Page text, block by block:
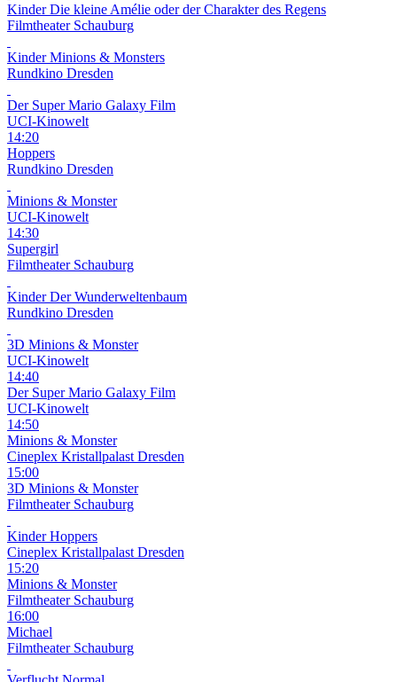
Kinder Die kleine Amélie oder der Charakter des Regens
Filmtheater Schauburg
Kinder Minions & Monsters
Rundkino Dresden
Der Super Mario Galaxy Film
UCI-Kinowelt
14:20
Hoppers
Rundkino Dresden
Minions & Monster
UCI-Kinowelt
14:30
Supergirl
Filmtheater Schauburg
Kinder Der Wunderweltenbaum
Rundkino Dresden
3D Minions & Monster
UCI-Kinowelt
14:40
Der Super Mario Galaxy Film
UCI-Kinowelt
14:50
Minions & Monster
Cineplex Kristallpalast Dresden
15:00
3D Minions & Monster
Filmtheater Schauburg
Kinder Hoppers
Cineplex Kristallpalast Dresden
15:20
Minions & Monster
Filmtheater Schauburg
16:00
Michael
Filmtheater Schauburg